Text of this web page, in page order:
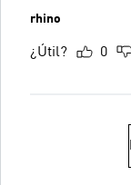
rhino
¿Útil? 0